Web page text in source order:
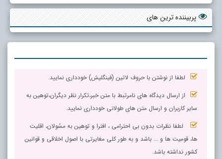
پربیننده ترین های
لطفا از نوشتن با حروف لاتین (فینگلیش) خودداری نمایید.
از ارسال دیدگاه های نامرتبط با متن خبر،تکرار نظر دیگران،توهین به
سایر کاربران و ارسال متن های طولانی خودداری نمایید.
لطفا نظرات بدون بی احترامی ، افترا و توهین به مسٔولان، اقلیت
ها، قومیت ها و ... باشد و به طور کلی مغایرتی با اصول اخلاقی و قوانین
کشور نداشته باشد.